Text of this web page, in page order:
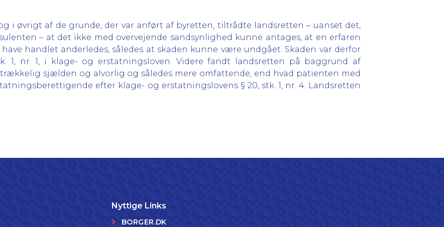
i øvrigt af de grunde, der var anført af byretten, tiltrådte landsretten – uanset det,
– at det ikke med overvejende sandsynlighed kunne antages, at en erfaren
handlet anderledes, således at skaden kunne være undgået. Skaden var derfor
1, nr. 1, i klage- og erstatningsloven. Videre fandt landsretten på baggrund af
sjælden og alvorlig og således mere omfattende, end hvad patienten med
efter klage- og erstatningslovens § 20, stk. 1, nr. 4. Landsretten
Nyttige Links
BORGER.DK